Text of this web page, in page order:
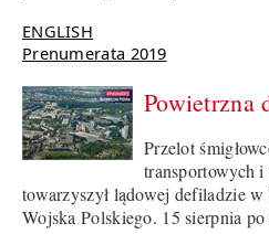
ENGLISH
Prenumerata 2019
Powietrzna
Przelot
transportowych
towarzyszył lądowej defiladzie
Wojska Polskiego. 15 sierpnia